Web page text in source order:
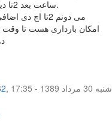
ساعت بعد 2تا دیگه و مصرف مارولون رو قطع کردم.
می دونم 2تا اچ
,
شنبه 30 مرداد 1389 - 17:35